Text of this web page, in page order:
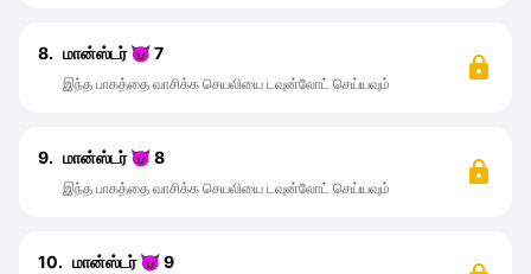
8. மான்ஸ்டர் 😈 7
இந்த பாகத்தை வாசிக்க செயலியை டவுன்லோட் செய்யவும்
9. மான்ஸ்டர் 😈 8
இந்த பாகத்தை வாசிக்க செயலியை டவுன்லோட் செய்யவும்
10. மான்ஸ்டர் 😈 9